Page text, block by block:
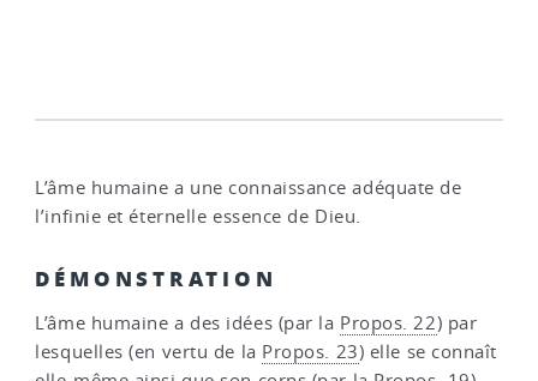
L’âme humaine a une connaissance adéquate de
l’infinie et éternelle essence de Dieu.
DÉMONSTRATION
L’âme humaine a des idées (par la Propos. 22) par
lesquelles (en vertu de la Propos. 23) elle se connaît